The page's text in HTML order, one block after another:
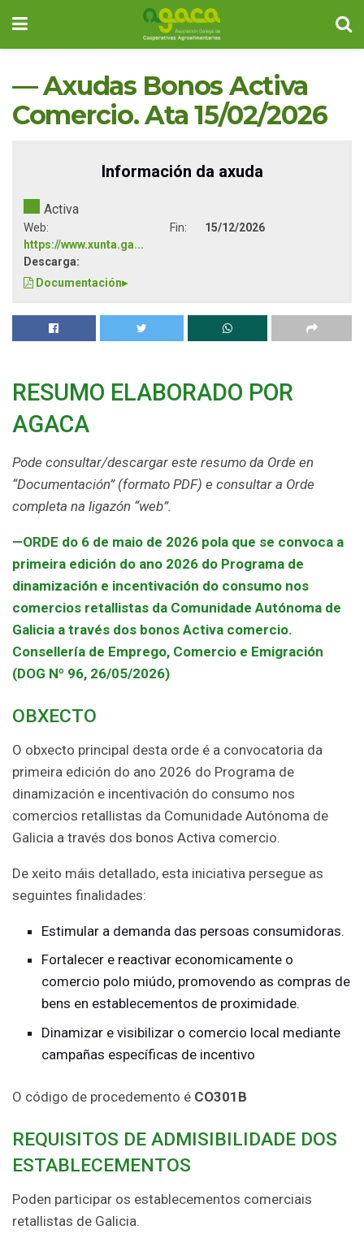
— Axudas Bonos Activa
Comercio. Ata 15/02/2026
Información da axuda
Activa
Web:
https://www.xunta.ga...
Fin: 15/12/2026
Descarga:
Documentación▸
RESUMO ELABORADO POR
AGACA
Pode consultar/descargar este resumo da Orde en
“Documentación” (formato PDF) e consultar a Orde
completa na ligazón “web”.
—ORDE do 6 de maio de 2026 pola que se convoca a
primeira edición do ano 2026 do Programa de
dinamización e incentivación do consumo nos
comercios retallistas da Comunidade Autónoma de
Galicia a través dos bonos Activa comercio.
Consellería de Emprego, Comercio e Emigración
(DOG Nº 96, 26/05/2026)
OBXECTO
O obxecto principal desta orde é a convocatoria da
primeira edición do ano 2026 do Programa de
dinamización e incentivación do consumo nos
comercios retallistas da Comunidade Autónoma de
Galicia a través dos bonos Activa comercio.
De xeito máis detallado, esta iniciativa persegue as
seguintes finalidades:
Estimular a demanda das persoas consumidoras.
Fortalecer e reactivar economicamente o
comercio polo miúdo, promovendo as compras de
bens en establecementos de proximidade.
Dinamizar e visibilizar o comercio local mediante
campañas específicas de incentivo
O código de procedemento é CO301B
REQUISITOS DE ADMISIBILIDADE DOS
ESTABLECEMENTOS
Poden participar os establecementos comerciais
retallistas de Galicia.